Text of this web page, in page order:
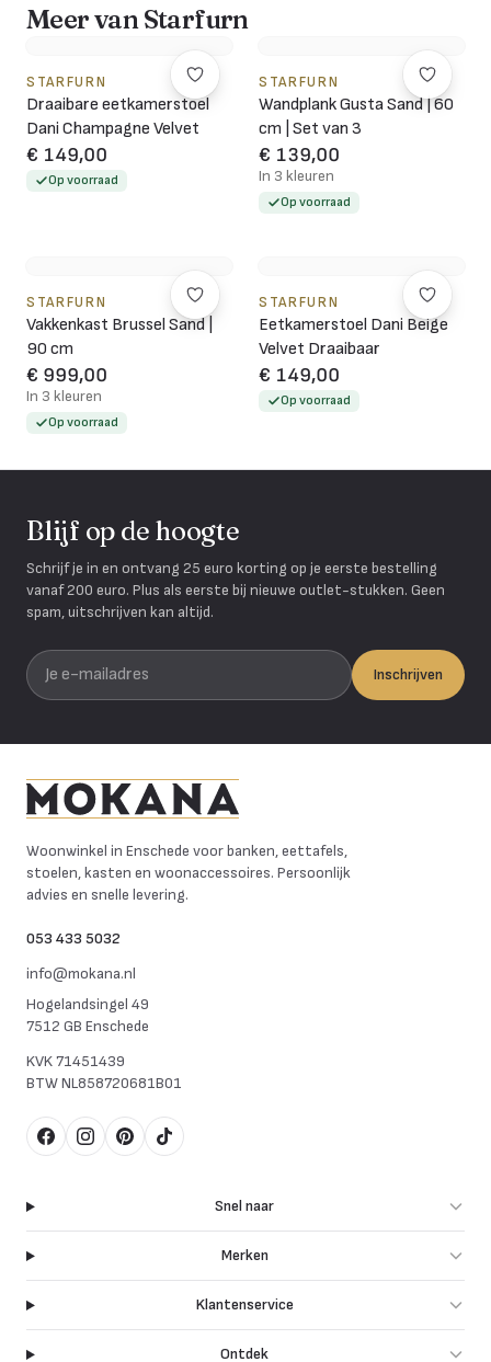
Meer van Starfurn
STARFURN
Draaibare eetkamerstoel
Dani Champagne Velvet
€ 149,00
Op voorraad
STARFURN
Wandplank Gusta Sand | 60
cm | Set van 3
€ 139,00
In 3 kleuren
Op voorraad
STARFURN
Vakkenkast Brussel Sand |
90 cm
€ 999,00
In 3 kleuren
Op voorraad
STARFURN
Eetkamerstoel Dani Beige
Velvet Draaibaar
€ 149,00
Op voorraad
Blijf op de hoogte
Schrijf je in en ontvang 25 euro korting op je eerste bestelling
vanaf 200 euro. Plus als eerste bij nieuwe outlet-stukken. Geen
spam, uitschrijven kan altijd.
Je e-mailadres
Inschrijven
Woonwinkel in Enschede voor banken, eettafels,
stoelen, kasten en woonaccessoires. Persoonlijk
advies en snelle levering.
053 433 5032
info@mokana.nl
Hogelandsingel 49
7512 GB Enschede
KVK71451439
BTWNL858720681B01
FacebookInstagram
Pinterest
TikTok
Snel naar
Merken
Klantenservice
Ontdek